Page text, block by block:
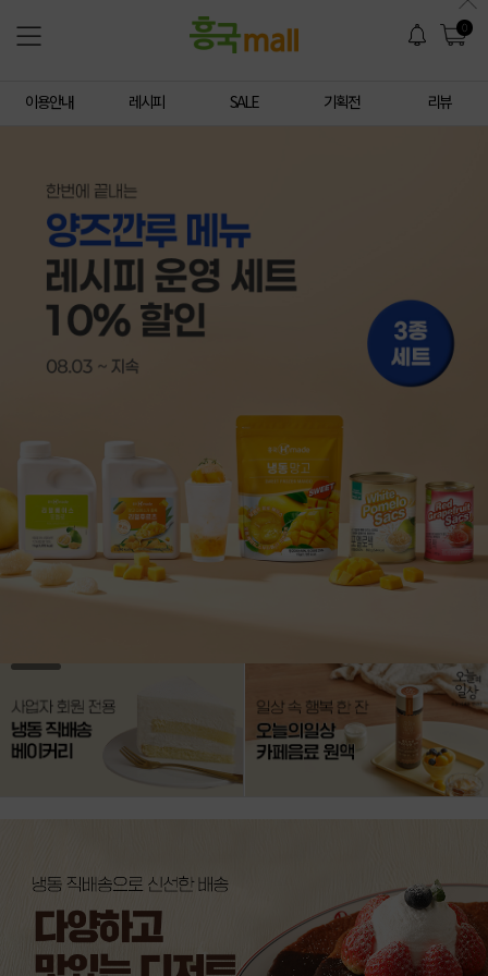
0
이용안내 레시피 SALE 기획전 리뷰